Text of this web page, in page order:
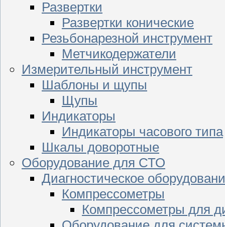
Развертки
Развертки конические
Резьбонарезной инструмент
Метчикодержатели
Измерительный инструмент
Шаблоны и щупы
Щупы
Индикаторы
Индикаторы часового типа
Шкалы доворотные
Оборудование для СТО
Диагностическое
Компрессометры
Компрессометры для